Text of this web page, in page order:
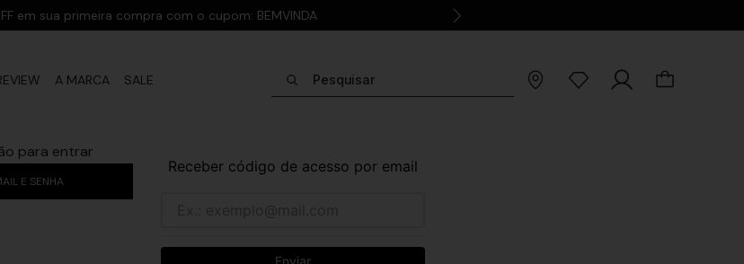
em sua primeira compra com o cupom: BEMVINDA
A MARCA SALE
para entrar
E SENHA
Receber código de acesso por email
Enviar